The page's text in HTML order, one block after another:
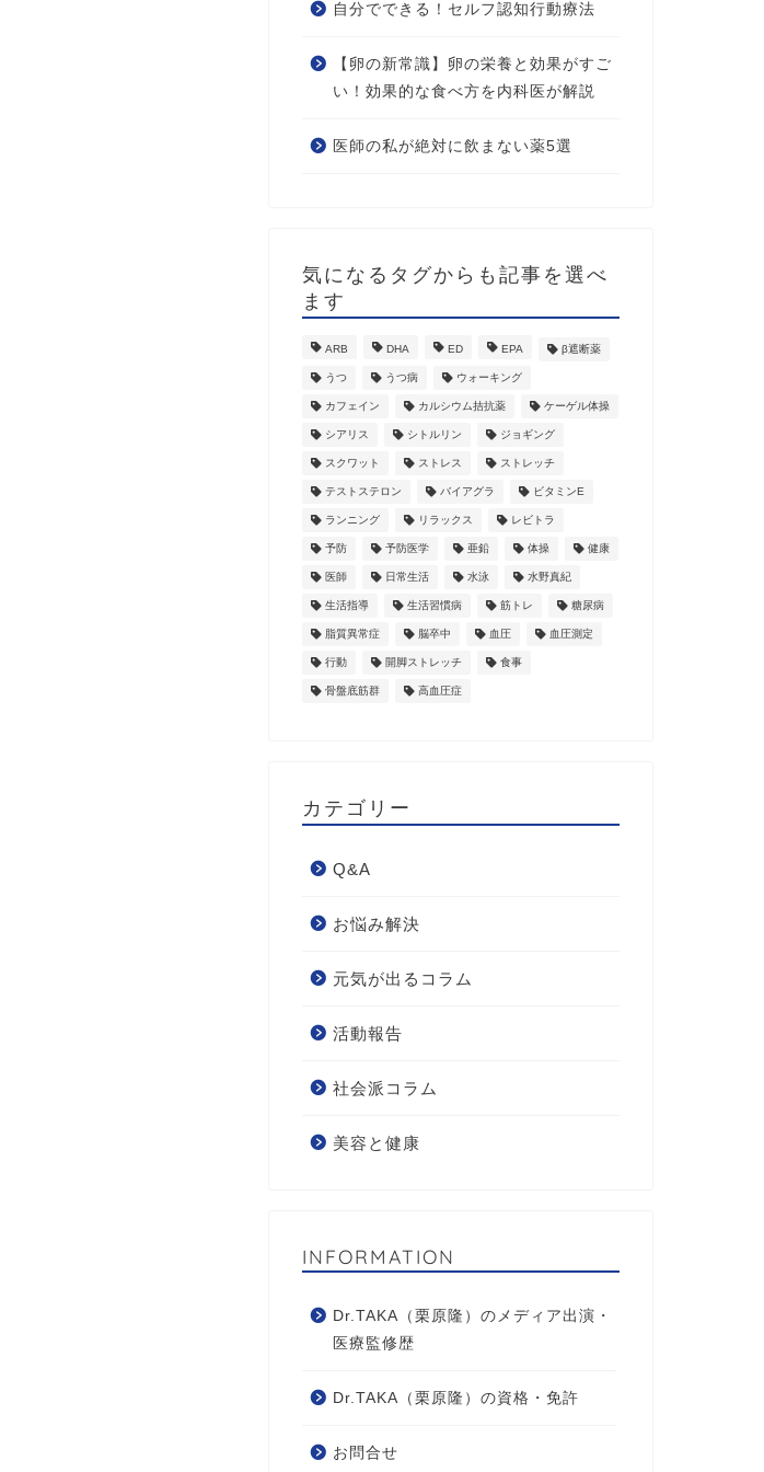
自分でできる！セルフ認知行動療法
【卵の新常識】卵の栄養と効果がすご
い！効果的な食べ方を内科医が解説
医師の私が絶対に飲まない薬5選
気になるタグからも記事を選べ
ます
ARB DHA ED EPA β遮断薬
うつ うつ病 ウォーキング
カフェイン カルシウム拮抗薬 ケーゲル体操
シアリス シトルリン ジョギング
スクワット ストレス ストレッチ
テストステロン バイアグラ ビタミンE
ランニング リラックス レビトラ
予防 予防医学 亜鉛 体操 健康
医師 日常生活 水泳 水野真紀
生活指導 生活習慣病 筋トレ 糖尿病
脂質異常症 脳卒中 血圧 血圧測定
行動 開脚ストレッチ 食事
骨盤底筋群 高血圧症
カテゴリー
Q&A
お悩み解決
元気が出るコラム
活動報告
社会派コラム
美容と健康
INFORMATION
Dr.TAKA（栗原隆）のメディア出演・
医療監修歴
Dr.TAKA（栗原隆）の資格・免許
お問合せ